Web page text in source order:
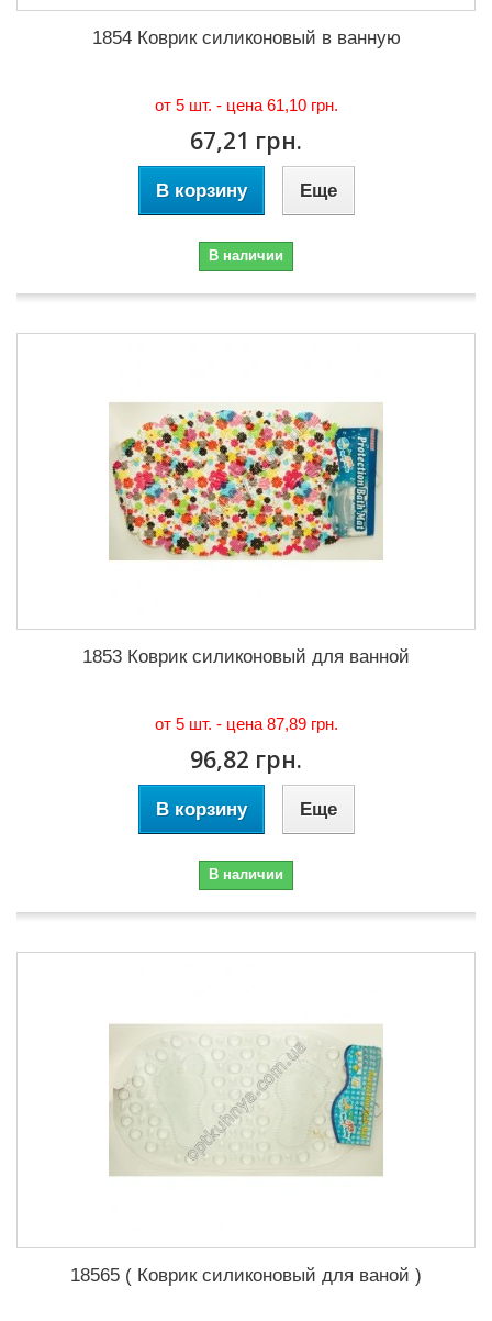
1854 Коврик силиконовый в ванную
от 5 шт. - цена 61,10 грн.
67,21 грн.
В корзину Еще
В наличии
1853 Коврик силиконовый для ванной
от 5 шт. - цена 87,89 грн.
96,82 грн.
В корзину Еще
В наличии
18565 ( Коврик силиконовый для ваной )